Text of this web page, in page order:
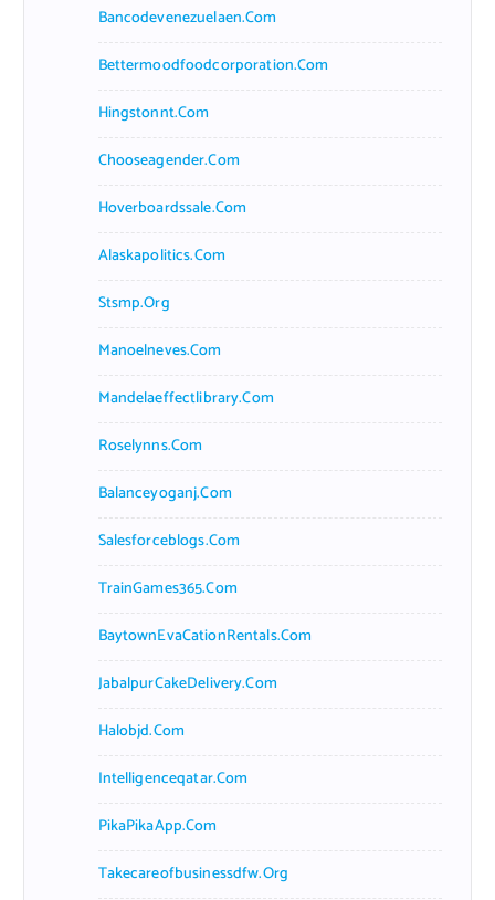
Bancodevenezuelaen.com
Bettermoodfoodcorporation.com
Hingstonnt.com
Chooseagender.com
Hoverboardssale.com
Alaskapolitics.com
Stsmp.org
Manoelneves.com
Mandelaeffectlibrary.com
Roselynns.com
Balanceyoganj.com
Salesforceblogs.com
TrainGames365.com
BaytownEvaCationRentals.com
JabalpurCakeDelivery.com
Halobjd.com
Intelligenceqatar.com
PikaPikaApp.com
Takecareofbusinessdfw.org